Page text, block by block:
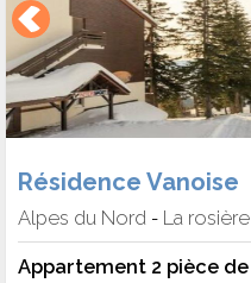
Résidence Vanoise
Alpes du Nord - La rosière